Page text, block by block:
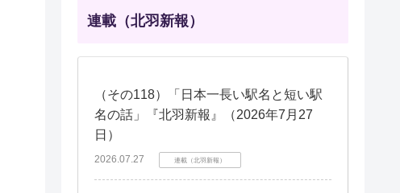
連載（北羽新報）
（その118）「日本一長い駅名と短い駅
名の話」『北羽新報』（2026年7月27
日）
2026.07.27 連載（北羽新報）